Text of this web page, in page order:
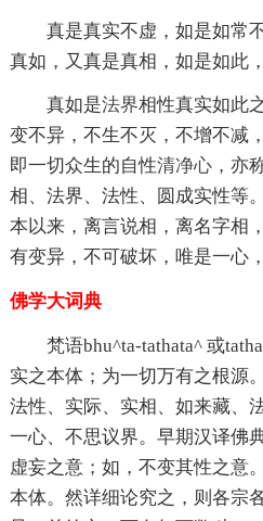
真是真实不虚，如是如常不
真如，又真是真相，如是如此
真如是法界相性真实如此
变不异，不生不灭，不增不减
即一切众生的自性清净心，亦
相、法界、法性、圆成实性等
本以来，离言说相，离名字相
有变异，不可破坏，唯是一心
佛学大词典
梵语bhu^ta-tathata^ 或
实之本体；为一切万有之根源
法性、实际、实相、如来藏、
一心、不思议界。早期汉译佛
虚妄之意；如，不变其性之意
本体。然详细论究之，则各宗